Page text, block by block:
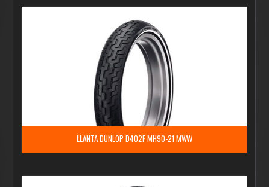
LLANTA DUNLOP D402F MH90-21 MWW